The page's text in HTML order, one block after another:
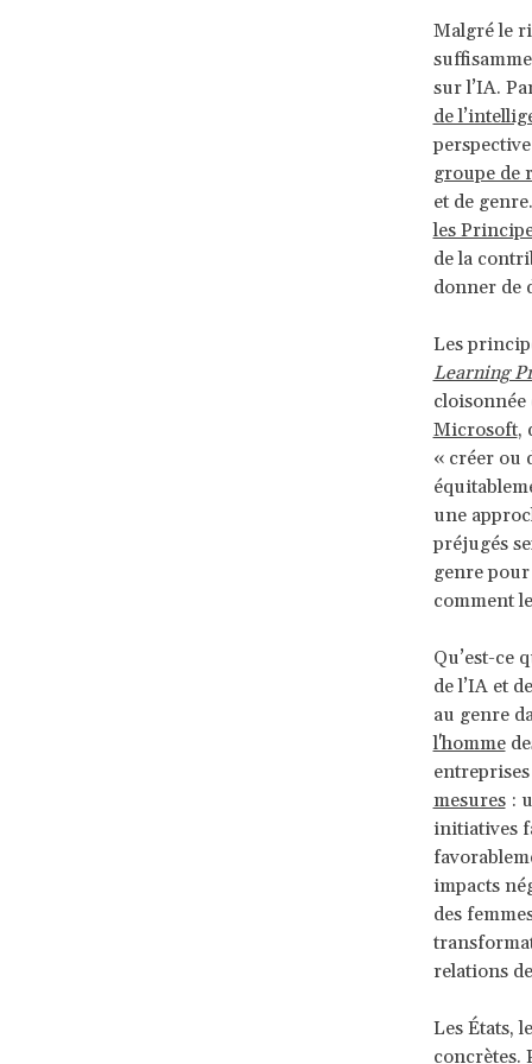
Malgré le
sur l’IA.
de
groupe de
et de
les
de la
donner de
Les
Learning
cloisonnée
Microsoft,
« créer ou
une
préjugés
genre pour
comment
Qu’est-ce
de l’IA et
au genre
l'homme
mesures:
initiatives
impacts
des
relations
Les États,
concrètes.